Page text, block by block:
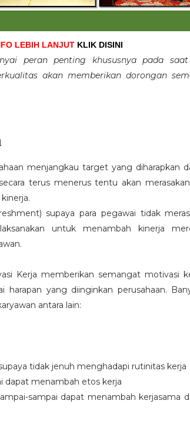
LEBIH LANJUT KLIK DISINI
peran penting khususnya pada
akan memberikan dorongan
menjangkau target yang diharapkan
terus menerus tentu akan
supaya para pegawai tidak
untuk menambah kinerja
Kerja memberikan semangat motivasi
harapan yang diinginkan perusahaan.
antara lain:
tidak jenuh menghadapi rutinitas kerja
menambah etos kerja
sampai dapat menambah kerjasama